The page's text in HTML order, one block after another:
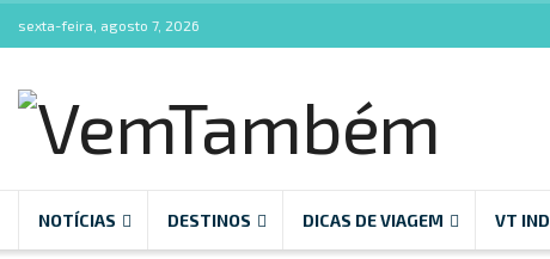
sexta-feira, agosto 7, 2026
NOTÍCIAS DESTINOS DICAS DE VIAGEM VT